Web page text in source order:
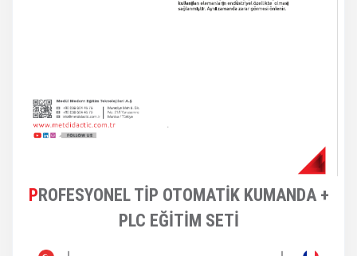
PROFESYONEL TİP OTOMATİK KUMANDA +
PLC EĞİTİM SETİ